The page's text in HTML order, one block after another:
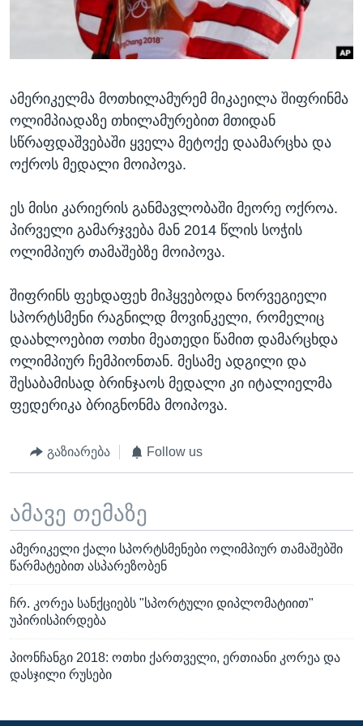
ᲡᲢᲣᲓᲘᲐ ᲕᲐᲨᲘᲜᲒᲢᲝᲜᲘ
ᲔᲙᲝᲜᲝᲛᲘᲙᲐ
ᲯᲐᲜᲛᲠᲗᲔᲚᲝᲑᲐ
ᲘᲜᲢᲔᲠᲕᲘᲣ
ᲙᲣᲚᲢᲣᲠᲐ
ᲒᲐᲚᲘᲚᲔᲝ
Learning English
ენები
ამერიკელმა მოთხილამურემ მიკაეილა შიფრინმა
ოლიმპიადაზე თხილამურებით მთიდან
სწრაფდაშვებაში ყველა მეტოქე დაამარცხა და
ოქროს მედალი მოიპოვა.
ეს მისი კარიერის განმავლობაში მეორე ოქროა.
პირველი გამარჯვება მან 2014 წლის სოჭის
ოლიმპიურ თამაშებზე მოიპოვა.
შიფრინს ფეხდაფეხ მიჰყვებოდა ნორვეგიელი
სპორტსმენი რაგნილდ მოვინკელი, რომელიც
დაახლოებით ოთხი მეათედი წამით დამარცხდა
ოლიმპიურ ჩემპიონთან. მესამე ადგილი და
შესაბამისად ბრინჯაოს მედალი კი იტალიელმა
ფედერიკა ბრიგნონმა მოიპოვა.
გაზიარება Follow us
ამავე თემაზე
ამერიკელი ქალი სპორტსმენები ოლიმპიურ თამაშებში
წარმატებით ასპარეზობენ
ჩრ. კორეა სანქციებს "სპორტული დიპლომატიით"
უპირისპირდება
პიონჩანგი 2018: ოთხი ქართველი, ერთიანი კორეა და
დასჯილი რუსები